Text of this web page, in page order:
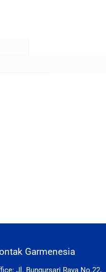
Garmenesia
Jl. Bungursari Raya No.22,